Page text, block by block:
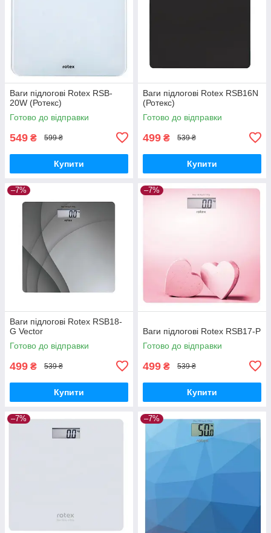
Ваги підлогові Rotex RSB-
20W (Ротекс)
Готово до відправки
549 ₴ 599 ₴
Купити
Ваги підлогові Rotex RSB16N
(Ротекс)
Готово до відправки
499 ₴ 539 ₴
Купити
–7%
Ваги підлогові Rotex RSB18-
G Vector
Готово до відправки
499 ₴ 539 ₴
Купити
–7%
Ваги підлогові Rotex RSB17-P
Готово до відправки
499 ₴ 539 ₴
Купити
–7% –7%